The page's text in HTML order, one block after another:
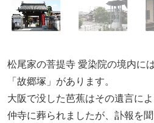
松尾家の菩提寺 愛染院の境内に
「故郷塚」があります。
大阪で没した芭蕉はその遺言に
仲寺に葬られましたが、訃報を